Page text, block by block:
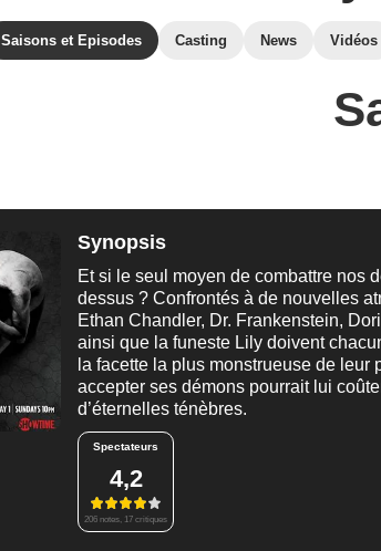
Saisons et Episodes Casting News Vidéos
Synopsis
Et si le seul moyen de combattre nos
dessus ? Confrontés à de nouvelles
Ethan Chandler, Dr. Frankenstein,
ainsi que la funeste Lily doivent
la facette la plus monstrueuse de
accepter ses démons pourrait lui
d’éternelles ténèbres.
Spectateurs
4,2
206 notes, 17 critiques